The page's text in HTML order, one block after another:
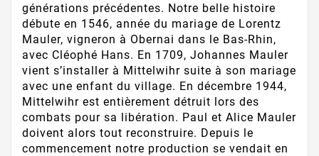
générations précédentes. Notre belle histoire
débute en 1546, année du mariage de Lorentz
Mauler, vigneron à Obernai dans le Bas-Rhin,
avec Cléophé Hans. En 1709, Johannes Mauler
vient s’installer à Mittelwihr suite à son mariage
avec une enfant du village. En décembre 1944,
Mittelwihr est entièrement détruit lors des
combats pour sa libération. Paul et Alice Mauler
doivent alors tout reconstruire. Depuis le
commencement notre production se vendait en